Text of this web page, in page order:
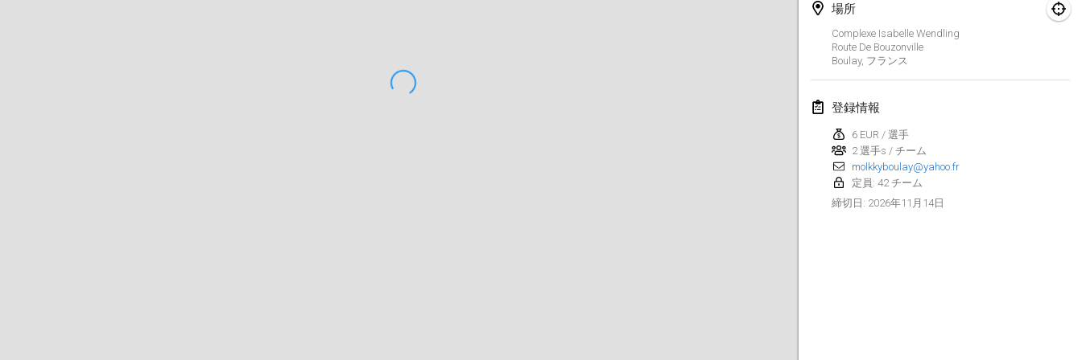
場所
Complexe Isabelle Wendling
Route De Bouzonville
Boulay, フランス
登録情報
6 EUR / 選手
2 選手s / チーム
molkkyboulay@yahoo.fr
定員: 42 チーム
締切日 : 2026年11月14日
2026年8月29日
Fours Polish Championship 2026
2026年8月30日
Open de midi Pyrénées
2026年8月30日|フランス